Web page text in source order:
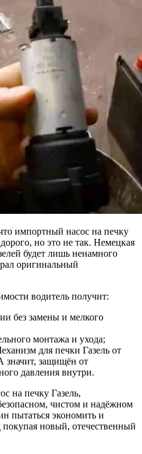
импортный насос на печку
но это не так. Немецкая
будет лишь ненамного
оригинальный
водитель получит:
без замены и мелкого
монтажа и ухода;
для печки Газель от
значит, защищён от
давления внутри.
на печку Газель,
чистом и надёжном
пытаться экономить и
новый, отечественный